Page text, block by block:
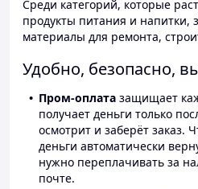
Среди категорий, которые
продукты питания и напитки,
материалы для ремонта,
Удобно, безопасно,
Пром-оплата защищает
получает деньги только
осмотрит и заберёт заказ.
деньги автоматически
нужно переплачивать за
почте.